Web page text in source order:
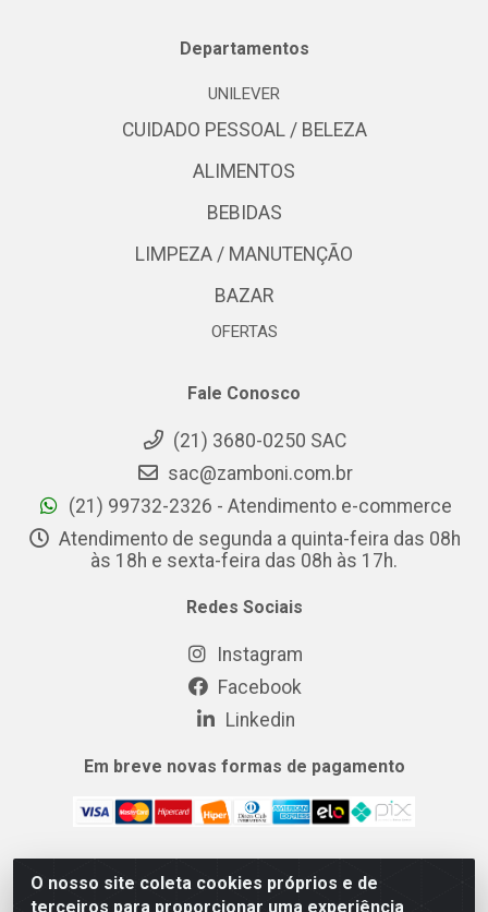
O nosso site coleta cookies próprios e de
terceiros para proporcionar uma experiência
Departamentos
UNILEVER
CUIDADO PESSOAL / BELEZA
ALIMENTOS
BEBIDAS
LIMPEZA / MANUTENÇÃO
BAZAR
OFERTAS
Fale Conosco
(21) 3680-0250 SAC
sac@zamboni.com.br
(21) 99732-2326 - Atendimento e-commerce
Atendimento de segunda a quinta-feira das 08h
às 18h e sexta-feira das 08h às 17h.
Redes Sociais
Instagram
Facebook
Linkedin
Em breve novas formas de pagamento
MIX CERTO DISTRIBUIDORA DE COSMÉTICOS ALIMENTOS E